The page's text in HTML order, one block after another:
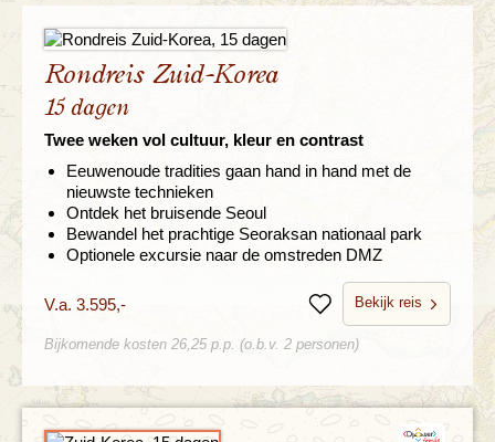
Rondreis Zuid-Korea
15 dagen
Twee weken vol cultuur, kleur en contrast
Eeuwenoude tradities gaan hand in hand met de
nieuwste technieken
Ontdek het bruisende Seoul
Bewandel het prachtige Seoraksan nationaal park
Optionele excursie naar de omstreden DMZ
V.a. 3.595,- BewarenBekijk reis
Bijkomende kosten 26,25 p.p. (o.b.v. 2 personen)